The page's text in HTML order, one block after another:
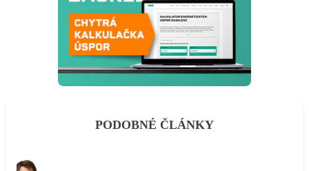
PODOBNÉ ČLÁNKY